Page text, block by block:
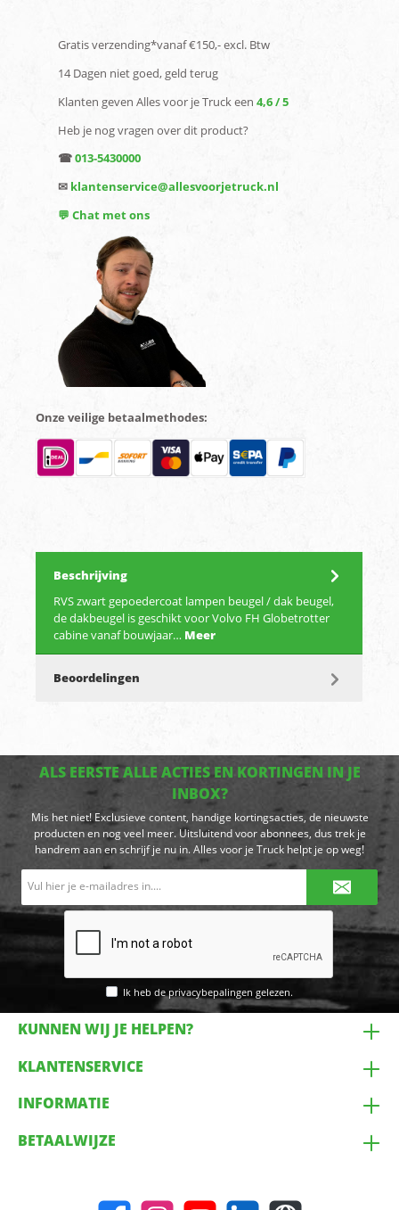
Gratis verzending*vanaf €150,- excl. Btw
14 Dagen niet goed, geld terug
Klanten geven Alles voor je Truck een 4,6 / 5
Heb je nog vragen over dit product?
☎013-5430000
✉ klantenservice@allesvoorjetruck.nl
💬 Chat met ons
Onze veilige betaalmethodes:
Beschrijving
RVS zwart gepoedercoat lampen beugel / dak beugel,
de dakbeugel is geschikt voor Volvo FH Globetrotter
cabine vanaf bouwjaar… Meer
Beoordelingen
ALS EERSTE ALLE ACTIES EN KORTINGEN IN JE
INBOX?
Mis het niet! Exclusieve content, handige kortingsacties, de nieuwste
producten en nog veel meer. Uitsluitend voor abonnees, dus trek je
handrem aan en schrijf je nu in. Alles voor je Truck helpt je op weg!
Ik heb de privacybepalingen gelezen.
KUNNEN WIJ JE HELPEN?
KLANTENSERVICE
INFORMATIE
BETAALWIJZE